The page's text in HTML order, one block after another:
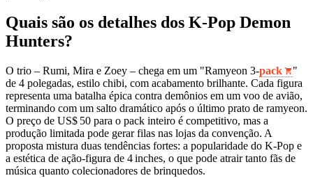
Quais são os detalhes dos K‑Pop Demon
Hunters?
O trio – Rumi, Mira e Zoey – chega em um "Ramyeon 3‑pack
"
de 4 polegadas, estilo chibi, com acabamento brilhante. Cada figura
representa uma batalha épica contra demônios em um voo de avião,
terminando com um salto dramático após o último prato de ramyeon.
O preço de US$ 50 para o pack inteiro é competitivo, mas a
produção limitada pode gerar filas nas lojas da convenção. A
proposta mistura duas tendências fortes: a popularidade do K‑Pop e
a estética de ação‑figura de 4 inches, o que pode atrair tanto fãs de
música quanto colecionadores de brinquedos.